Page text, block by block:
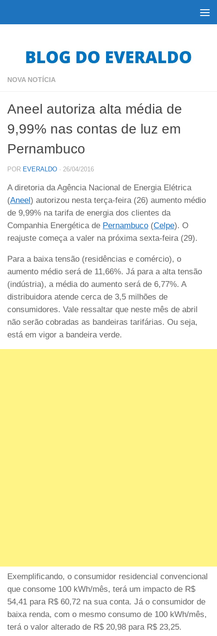
NOVA NOTÍCIA
Aneel autoriza alta média de
9,99% nas contas de luz em
Pernambuco
POR EVERALDO · 26/04/2016
A diretoria da Agência Nacional de Energia Elétrica
(Aneel) autorizou nesta terça-feira (26) aumento médio
de 9,99% na tarifa de energia dos clientes da
Companhia Energética de Pernambuco (Celpe). O
reajuste começa a valer na próxima sexta-feira (29).
Para a baixa tensão (residências e comércio), o
aumento médio será de 11,66%. Já para a alta tensão
(indústria), a média do aumento será de 6,77%. A
distribuidora atende cerca de 3,5 milhões de
consumidores. Vale ressaltar que neste mês de abril
não serão cobradas as bandeiras tarifárias. Ou seja,
está em vigor a bandeira verde.
Exemplificando, o consumidor residencial convencional
que consome 100 kWh/mês, terá um impacto de R$
54,41 para R$ 60,72 na sua conta. Já o consumidor de
baixa renda, com o mesmo consumo de 100 kWh/mês,
terá o valor alterado de R$ 20,98 para R$ 23,25.